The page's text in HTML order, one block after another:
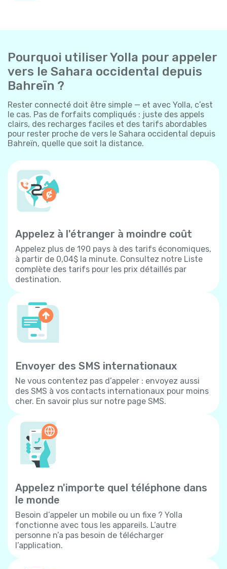
Pourquoi utiliser Yolla pour appeler
vers le Sahara occidental depuis
Bahreïn ?
Rester connecté doit être simple — et avec Yolla, c’est
le cas. Pas de forfaits compliqués : juste des appels
clairs, des recharges faciles et des tarifs abordables
pour rester proche de vers le Sahara occidental depuis
Bahreïn, quelle que soit la distance.
Appelez à l'étranger à moindre coût
Appelez plus de 190 pays à des tarifs économiques,
à partir de 0,04$ la minute. Consultez notre Liste
complète des tarifs pour les prix détaillés par
destination.
Envoyer des SMS internationaux
Ne vous contentez pas d’appeler : envoyez aussi
des SMS à vos contacts internationaux pour moins
cher. En savoir plus sur notre page SMS.
Appelez n'importe quel téléphone dans
le monde
Besoin d’appeler un mobile ou un fixe ? Yolla
fonctionne avec tous les appareils. L’autre
personne n’a pas besoin de télécharger
l’application.